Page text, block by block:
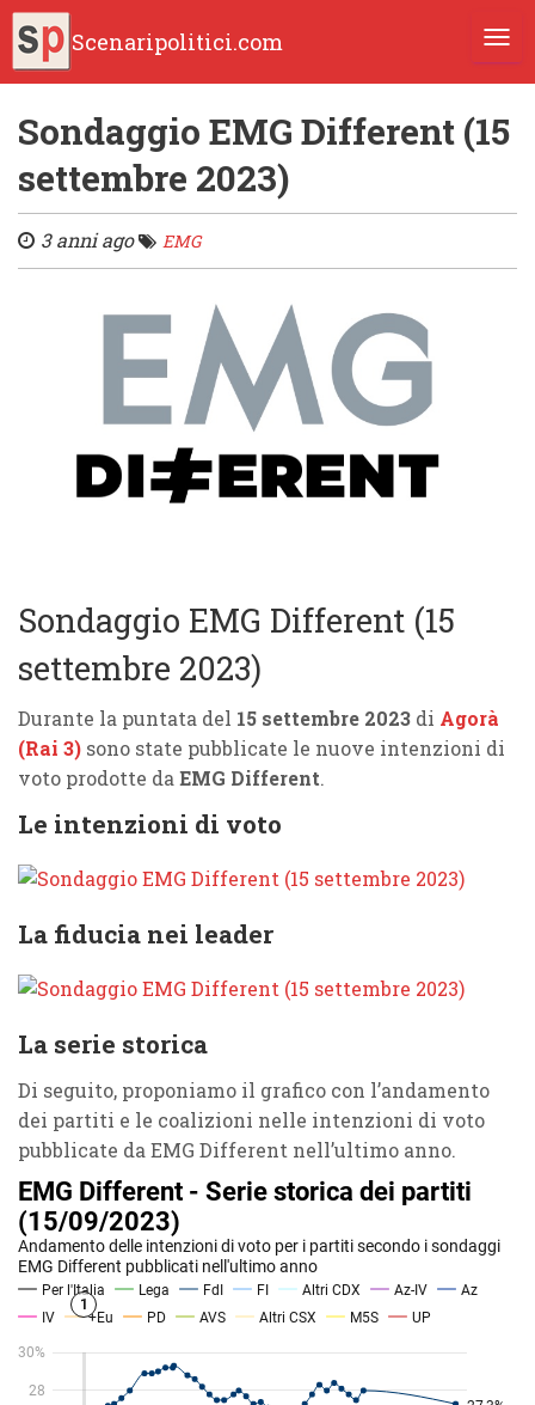
Scenaripolitici.com
Sondaggio EMG Different (15
settembre 2023)
3 anni ago EMG
Sondaggio EMG Different (15
settembre 2023)
Durante la puntata del 15 settembre 2023 di Agorà
(Rai 3) sono state pubblicate le nuove intenzioni di
voto prodotte da EMG Different.
Le intenzioni di voto
La fiducia nei leader
La serie storica
Di seguito, proponiamo il grafico con l’andamento
dei partiti e le coalizioni nelle intenzioni di voto
pubblicate da EMG Different nell’ultimo anno.